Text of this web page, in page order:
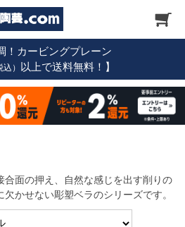
！カービングプレーン
） 以上で送料無料！】
合面の押え、自然な感じを出す削りの
かせない彫塑ベラのシリーズです。